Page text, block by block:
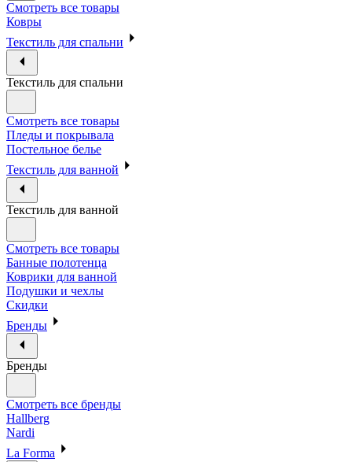
Смотреть все товары
Ковры
Текстиль для спальни
Текстиль для спальни
Смотреть все товары
Пледы и покрывала
Постельное белье
Текстиль для ванной
Текстиль для ванной
Смотреть все товары
Банные полотенца
Коврики для ванной
Подушки и чехлы
Скидки
Бренды
Бренды
Смотреть все бренды
Hallberg
Nardi
La Forma